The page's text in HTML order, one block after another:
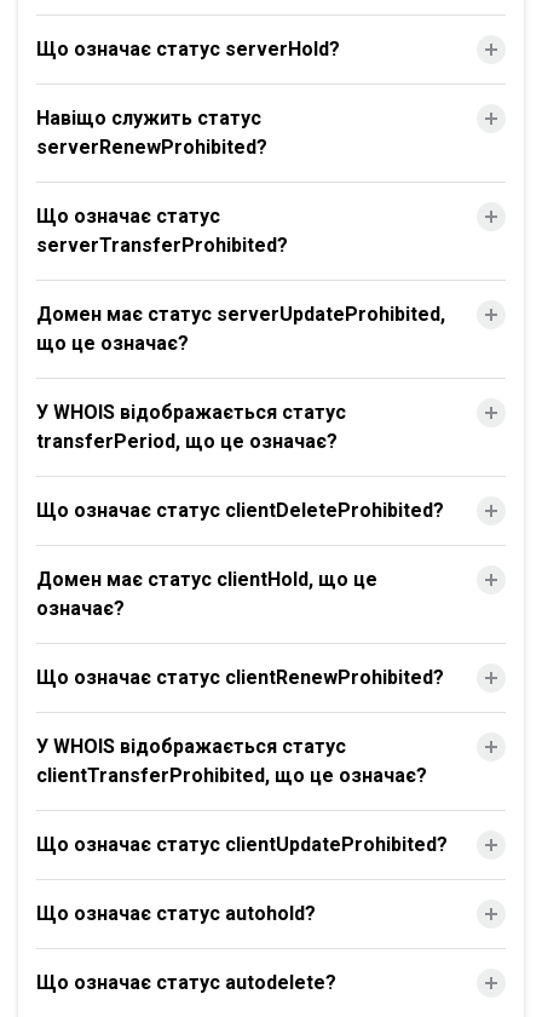
Що означає статус serverHold?
Навіщо служить статус
serverRenewProhibited?
Що означає статус
serverTransferProhibited?
Домен має статус serverUpdateProhibited,
що це означає?
У WHOIS відображається статус
transferPeriod, що це означає?
Що означає статус clientDeleteProhibited?
Домен має статус clientHold, що це
означає?
Що означає статус clientRenewProhibited?
У WHOIS відображається статус
clientTransferProhibited, що це означає?
Що означає статус clientUpdateProhibited?
Що означає статус autohold?
Що означає статус autodelete?